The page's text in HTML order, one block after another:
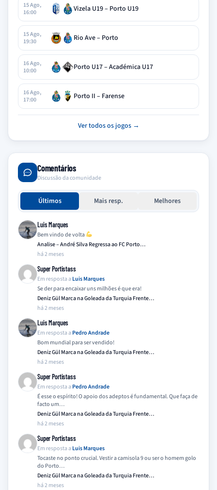
15 Ago,
16:00
Vizela U19 – Porto U19
15 Ago,
19:30
Rio Ave – Porto
16 Ago,
10:00
Porto U17 – Académica U17
16 Ago,
17:00
Porto II – Farense
Ver todos os jogos →
Comentários
Discussão da comunidade
Últimos Mais resp. Melhores
Luis Marques
Bem vindo de volta
Analise – André Silva Regressa ao FC Porto…
há 2 meses
Super Portistass
Em resposta a Luis Marques
Se der para encaixar uns milhões é que era!
Deniz Gül Marca na Goleada da Turquia Frente…
há 2 meses
Luis Marques
Em resposta a Pedro Andrade
Bom mundial para ser vendido!
Deniz Gül Marca na Goleada da Turquia Frente…
há 2 meses
Super Portistass
Em resposta a Pedro Andrade
É esse o espírito! O apoio dos adeptos é fundamental. Que faça de
facto um…
Deniz Gül Marca na Goleada da Turquia Frente…
há 2 meses
Super Portistass
Em resposta a Luis Marques
Tocaste no ponto crucial. Vestir a camisola 9 ou ser o homem golo
do Porto…
Deniz Gül Marca na Goleada da Turquia Frente…
há 2 meses